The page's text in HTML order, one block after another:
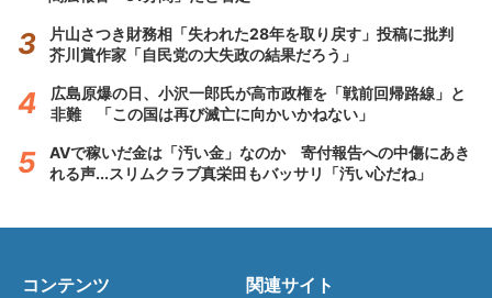
片山さつき財務相「失われた28年を取り戻す」投稿に批判
芥川賞作家「自民党の大失政の結果だろう」
広島原爆の日、小沢一郎氏が高市政権を「戦前回帰路線」と
非難 「この国は再び滅亡に向かいかねない」
AVで稼いだ金は「汚い金」なのか 寄付報告への中傷にあき
れる声...スリムクラブ真栄田もバッサリ「汚い心だね」
コンテンツ 関連サイト